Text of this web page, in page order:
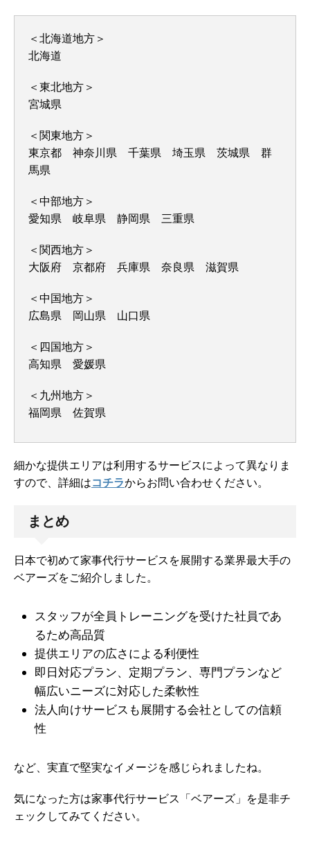
＜北海道地方＞
北海道
＜東北地方＞
宮城県
＜関東地方＞
東京都 神奈川県 千葉県 埼玉県 茨城県 群
馬県
＜中部地方＞
愛知県 岐阜県 静岡県 三重県
＜関西地方＞
大阪府 京都府 兵庫県 奈良県 滋賀県
＜中国地方＞
広島県 岡山県 山口県
＜四国地方＞
高知県 愛媛県
＜九州地方＞
福岡県 佐賀県
細かな提供エリアは利用するサービスによって異なりま
すので、詳細はコチラからお問い合わせください。
まとめ
日本で初めて家事代行サービスを展開する業界最大手の
ベアーズをご紹介しました。
スタッフが全員トレーニングを受けた社員であ
るため高品質
提供エリアの広さによる利便性
即日対応プラン、定期プラン、専門プランなど
幅広いニーズに対応した柔軟性
法人向けサービスも展開する会社としての信頼
性
など、実直で堅実なイメージを感じられましたね。
気になった方は家事代行サービス「ベアーズ」を是非チ
ェックしてみてください。